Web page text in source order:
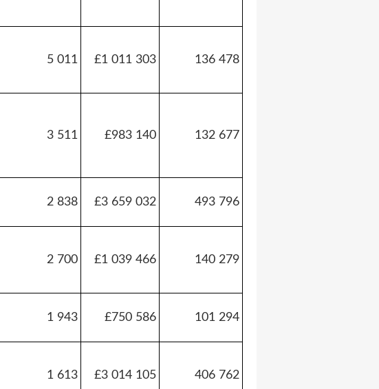
5 011 £1 011 303 136 478
3 511 £983 140 132 677
2 838 £3 659 032 493 796
2 700 £1 039 466 140 279
1 943 £750 586 101 294
1 613 £3 014 105 406 762